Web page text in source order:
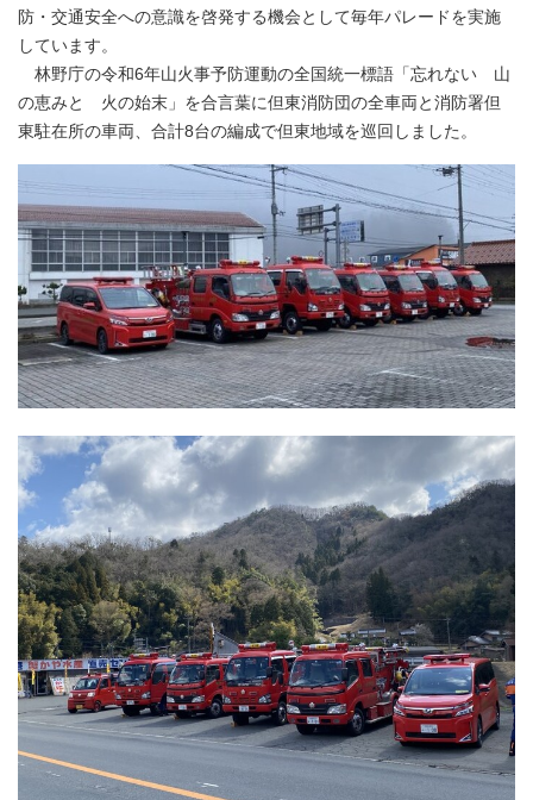
防・交通安全への意識を啓発する機会として毎年パレードを実施
しています。
林野庁の令和6年山火事予防運動の全国統一標語「忘れない 山
の恵みと 火の始末」を合言葉に但東消防団の全車両と消防署但
東駐在所の車両、合計8台の編成で但東地域を巡回しました。